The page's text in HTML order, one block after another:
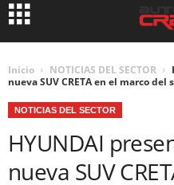
Inicio NOTICIAS DEL SECTOR
nueva SUV CRETA en el marco del
NOTICIAS DEL SECTOR
HYUNDAI
nueva SUV